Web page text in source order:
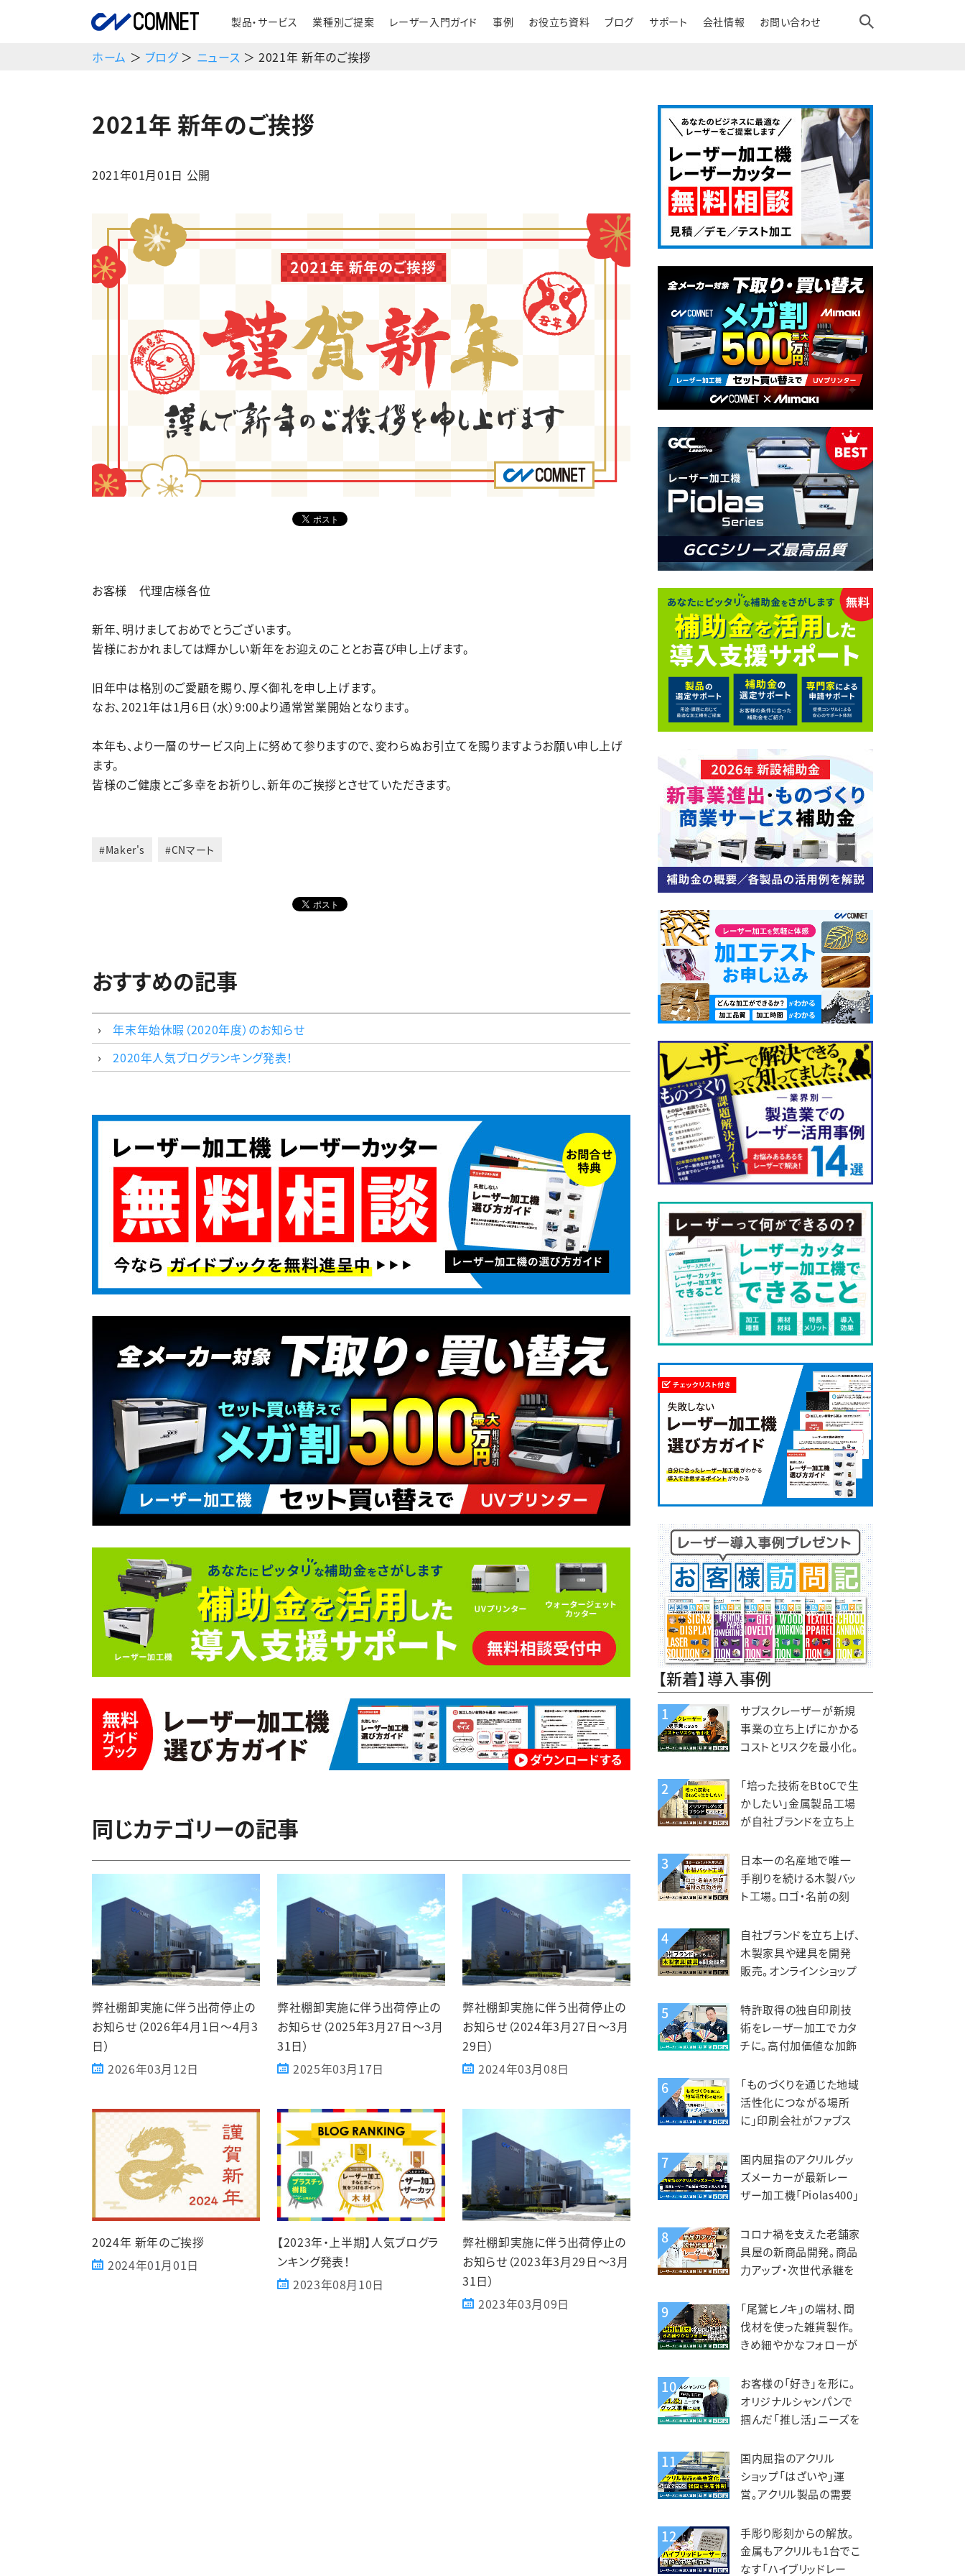
製品・サービス 業種別ご提案 レーザー入門ガイド 事例 お役立ち資料 ブログ サポート 会社情報 お問い合わせ
ホーム ＞ ブログ＞ ニュース ＞ 2021年 新年のご挨拶
2021年 新年のご挨拶
2021年01月01日 公開
お客様 代理店様各位
新年、明けましておめでとうございます。
皆様におかれましては輝かしい新年をお迎えのこととお喜び申し上げます。
旧年中は格別のご愛顧を賜り、厚く御礼を申し上げます。
なお、2021年は1月6日（水）9:00より通常営業開始となります。
本年も、より一層のサービス向上に努めて参りますので、変わらぬお引立てを賜りますようお願い申し上げ
ます。
皆様のご健康とご多幸をお祈りし、新年のご挨拶とさせていただきます。
#Maker's #CNマート
おすすめの記事
年末年始休暇（2020年度）のお知らせ
2020年人気ブログランキング発表！
同じカテゴリーの記事
弊社棚卸実施に伴う出荷停止の
お知らせ（2026年4月1日～4月3
日）
2026年03月12日
弊社棚卸実施に伴う出荷停止の
お知らせ（2025年3月27日～3月
31日）
2025年03月17日
弊社棚卸実施に伴う出荷停止の
お知らせ（2024年3月27日～3月
29日）
2024年03月08日
2024年 新年のご挨拶
2024年01月01日
【2023年・上半期】人気ブログラ
ンキング発表！
2023年08月10日
弊社棚卸実施に伴う出荷停止の
お知らせ（2023年3月29日～3月
31日）
2023年03月09日
【新着】導入事例
1
サブスクレーザーが新規
事業の立ち上げにかかる
コストとリスクを最小化。
kiond（キオンド）様
2
「培った技術をBtoCで生
かしたい」金属製品工場
が自社ブランドを立ち上
造販売。錦中央工業様
3
日本一の名産地で唯一
手削りを続ける木製バッ
ト工場。ロゴ・名前の刻
を活用。エスオースポーツ
工業様
4
自社ブランドを立ち上げ、
木製家具や建具を開発
販売。オンラインショップ
大。KIZAIKU C+（阪口銘
木店）様
5
特許取得の独自印刷技
術をレーザー加工でカタ
チに。高付加価値な加飾
柱へ。智昌加工様
6
「ものづくりを通じた地域
活性化につながる場所
に」印刷会社がファブス
や印刷工業様
7
国内屈指のアクリルグッ
ズメーカーが最新レー
ザー加工機「Piolas400」
（北星社グループ）様
8
コロナ禍を支えた老舗家
具屋の新商品開発。商品
力アップ・次世代承継を
津木工様
9
「尾鷲ヒノキ」の端材、間
伐材を使った雑貨製作。
きめ細やかなフォローが
すや様
10
お客様の「好き」を形に。
オリジナルシャンパンで
掴んだ「推し活」ニーズを
インマーケット様
11
国内屈指のアクリル
ショップ「はざいや」運
営。アクリル製品の需要
生産体制。菅原工芸様
12
手彫り彫刻からの解放。
金属もアクリルも1台でこ
なす「ハイブリッドレー